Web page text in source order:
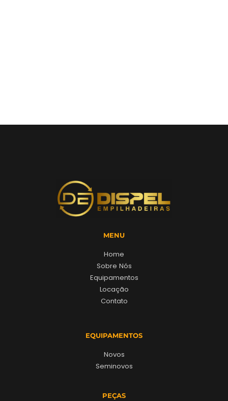
MENU
Home
Sobre Nós
Equipamentos
Locação
Contato
EQUIPAMENTOS
Novos
Seminovos
PEÇAS